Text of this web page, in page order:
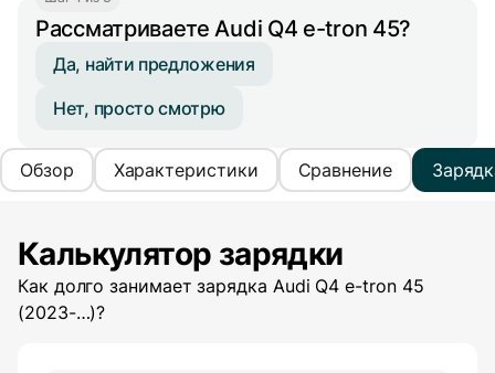
Рассматриваете Audi Q4 e-tron 45?
Да, найти предложения
Нет, просто смотрю
Обзор Характеристики Сравнение
Калькулятор зарядки
Как долго занимает зарядка Audi Q4 e-tron 45
(2023-…)?